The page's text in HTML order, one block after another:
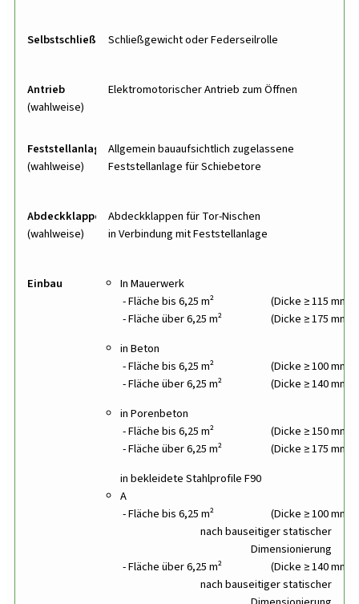
SelbstschließungSchließgewicht oder Federseilrolle
Antrieb
(wahlweise)
Elektromotorischer Antrieb zum Öffnen
Feststellanlage
(wahlweise)
Allgemein bauaufsichtlich zugelassene
Feststellanlage für Schiebetore
Abdeckklappen
(wahlweise)
Abdeckklappen für Tor-Nischen
in Verbindung mit Feststellanlage
Einbau
In Mauerwerk
Fläche bis 6,25 m²
(Dicke ≥ 115 mm)
Fläche über 6,25 m²
(Dicke ≥ 175 mm)
in Beton
Fläche bis 6,25 m²
(Dicke ≥ 100 mm)
Fläche über 6,25 m²
(Dicke ≥ 140 mm)
in Porenbeton
Fläche bis 6,25 m²
(Dicke ≥ 150 mm)
Fläche über 6,25 m²
(Dicke ≥ 175 mm)
in bekleidete Stahlprofile F90
A
Fläche bis 6,25 m²
(Dicke ≥ 100 mm)
nach bauseitiger statischer
Dimensionierung
Fläche über 6,25 m²
(Dicke ≥ 140 mm)
nach bauseitiger statischer